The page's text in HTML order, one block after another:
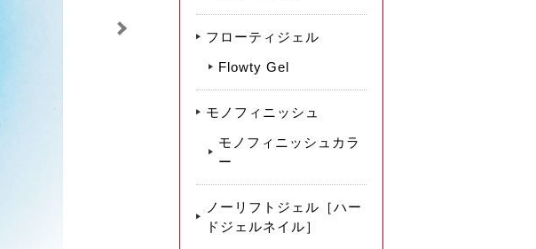
フローティジェル
Flowty Gel
モノフィニッシュ
モノフィニッシュカラ
ー
ノーリフトジェル［ハー
ドジェルネイル］